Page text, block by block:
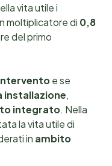
vita utile i
moltiplicatore di 0,8
del primo
e se
installazione,
integrato. Nella
la vita utile di
in ambito